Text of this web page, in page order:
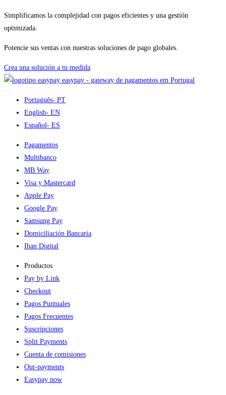
Simplificamos la complejidad con pagos eficientes y una gestión
optimizada.
Potencie sus ventas con nuestras soluciones de pago globales.
Crea una solución a tu medida
easypay - gateway de pagamentos em Portugal
Português- PT
English- EN
Español- ES
Pagamentos
Multibanco
MB Way
Visa y Mastercard
Apple Pay
Google Pay
Samsung Pay
Domiciliación Bancaria
Iban Digital
Productos
Pay by Link
Checkout
Pagos Puntuales
Pagos Frecuentes
Suscripciones
Split Payments
Cuenta de comisiones
Out-payments
Easypay now